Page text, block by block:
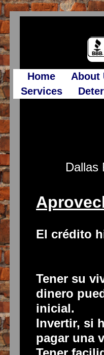
Home About
Services
Dallas
El crédito
Tener su
dinero
inicial.
Invertir, si
pagar una